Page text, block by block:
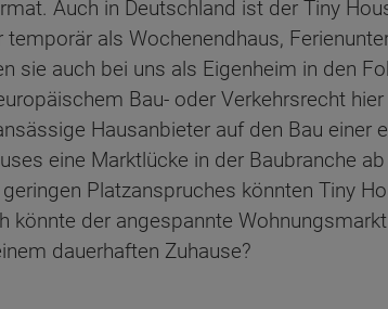
Auch in Deutschland ist der Tiny
als Wochenendhaus,
sie auch bei uns als Eigenheim in den
Bau- oder Verkehrsrecht
Hausanbieter auf den Bau einer
eine Marktlücke in der Baubranche
Platzanspruches könnten Tiny
könnte der angespannte
dauerhaften Zuhause?